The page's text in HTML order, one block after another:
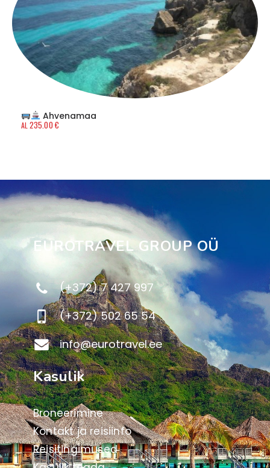
Ahvenamaa
235.00€
EUROTRAVEL GROUP OÜ
(+372) 7 427 997
(+372) 502 65 54
info@eurotravel.ee
Kasulik
Broneerimine
Kontakt ja reisiinfo
Reisitingimused